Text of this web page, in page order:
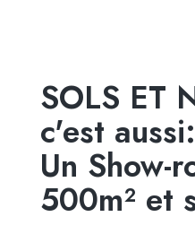
SOLS ET
c'est aussi:
Un Show-
500m² et